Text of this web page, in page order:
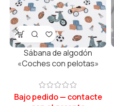
Sábana de algodón
«Coches con pelotas»